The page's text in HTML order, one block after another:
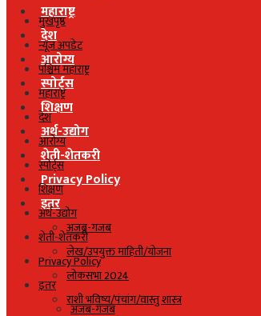
महाराष्ट्र
देश
आरोग्य
स्पोर्ट्स
शिक्षण
अर्थ-उद्योग
शेती-शेतकरी
Privacy Policy
इतर
अजब-गजब
लेख/उपयुक्त माहिती/योजना
लोकसभा 2024
राशी भविष्य/पंचांग/वास्तु शास्त्र
मुखपृष्ठ
न्यूज अपडेट
पश्चिम महाराष्ट्र
महाराष्ट्र
देश
आरोग्य
स्पोर्ट्स
शिक्षण
अर्थ-उद्योग
शेती-शेतकरी
Privacy Policy
इतर
अजब-गजब